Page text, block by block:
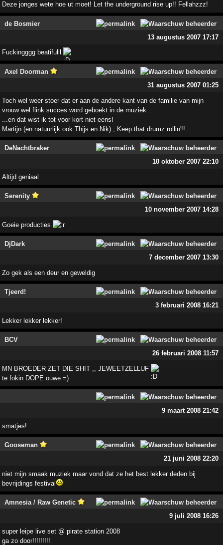
Deze jonges wete hoe ut moet! Let the underground rise up!! Fellahzzz!
de Bosmier
13 augustus 2007 17:17
Fuckingggg beatifulll
Axel Doorman
31 augustus 2007 01:25
Toch wel weer stoer dat er aan de andere kant van de familie van mijn
vrouw wel flink succes word geboekt in de muziek...
...en dat wist ik tot voor kort niet eens!
Martijn (en natuurlijk ook Thijs en Nik) , Keep that drumz rollin'!!
DeNachtbraker
10 oktober 2007 22:10
Altijd geniaal
Serenity
10 november 2007 14:28
Goeie producties
DjDark
7 december 2007 13:30
Zo gek als een deur en geweldig
Tjeerd!
3 februari 2008 16:21
Lekker lekker lekker!
BCV
26 februari 2008 11:57
MN BROEDER ZET DIE SHIT ,, JEWEETZELLUF
te fokin DOPE ouwe =)
9 maart 2008 21:42
smatjes!
Gooseman
21 juni 2008 22:20
niet mijn smaak muziek maar vond dat ze het best lekker deden bij
bevrijdings festival
Amnesia / Raw Genetic
9 juli 2008 16:26
super leipe live set @ pirate station 2008
ga zo door!!!!!!!!!